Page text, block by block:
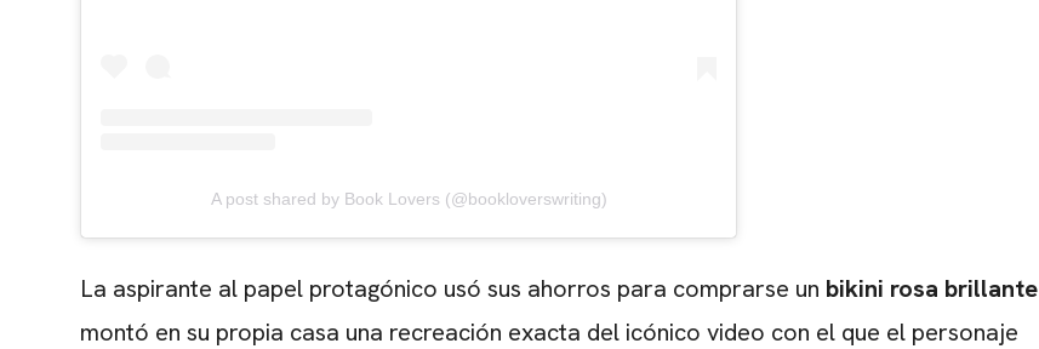
A post shared by Book Lovers (@bookloverswriting)
La aspirante al papel protagónico usó sus ahorros para comprarse un bikini rosa brillante
montó en su propia casa una recreación exacta del icónico video con el que el personaje